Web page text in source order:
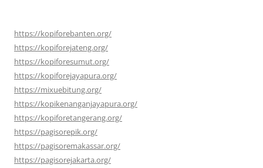
https://kopiforebanten.org/
https://kopiforejateng.org/
https://kopiforesumut.org/
https://kopiforejayapura.org/
https://mixuebitung.org/
https://kopikenanganjayapura.org/
https://kopiforetangerang.org/
https://pagisorepik.org/
https://pagisoremakassar.org/
https://pagisorejakarta.org/